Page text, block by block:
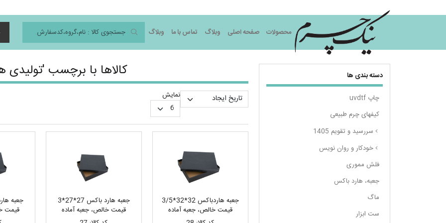
نیک چرم
محصولات
صفحه اصلی وبلاگ تماس با ما وبلاگ
دسته بندی ها
چاپ uvdtf
کیفهای چرم طبیعی
سررسید و تقویم 1405
خودکار و روان نویس
فلش مموری
جعبه، هارد باکس
ماگ
ست ابزار
کالاها با برچسب 'تولیدی
نمایش
جعبه هاردباکس 32*32*3/5
قیمت خالص، جعبه آماده
جعبه هارد باکس 27*27*3
قیمت خالص، جعبه آماده
قیمت